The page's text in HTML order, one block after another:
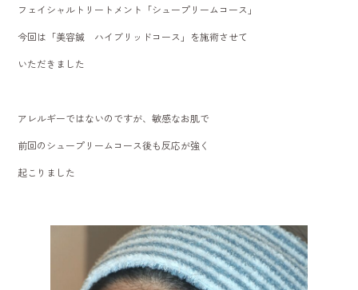
フェイシャルトリートメント「シュープリームコース」
今回は「美容鍼 ハイブリッドコース」を施術させて
いただきました
アレルギーではないのですが、敏感なお肌で
前回のシュープリームコース後も反応が強く
起こりました